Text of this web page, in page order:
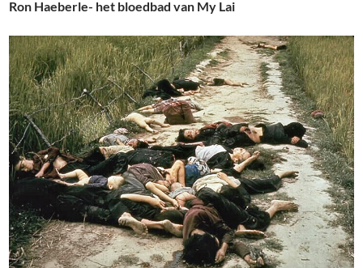
Ron Haeberle- het bloedbad van My Lai